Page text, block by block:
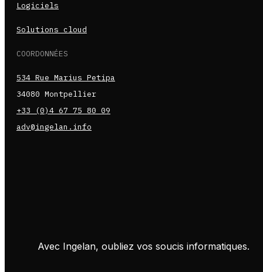
Logiciels
Solutions cloud
COORDONNÉES
534 Rue Marius Petipa
34080 Montpellier
+33 (0)4 67 75 80 09
adv@ingelan.info
Avec Ingelan, oubliez vos soucis informatiques.